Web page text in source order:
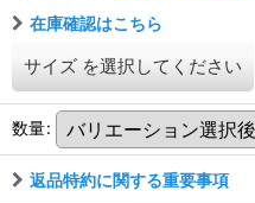
在庫確認はこちら
サイズ を選択してください
数量:
返品特約に関する重要事項